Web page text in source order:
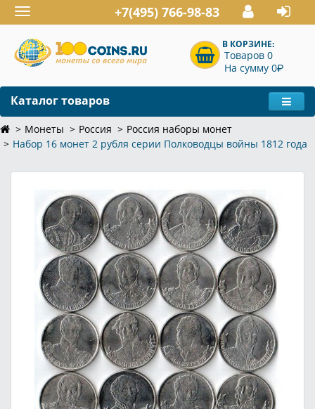
Toggle
navigation
+7(495) 766-98-83
В КОРЗИНЕ:
Товаров 0
На сумму 0P
Каталог товаров
Монеты Россия
Россия наборы монет
Набор 16 монет 2 рубля серии Полководцы войны 1812 года